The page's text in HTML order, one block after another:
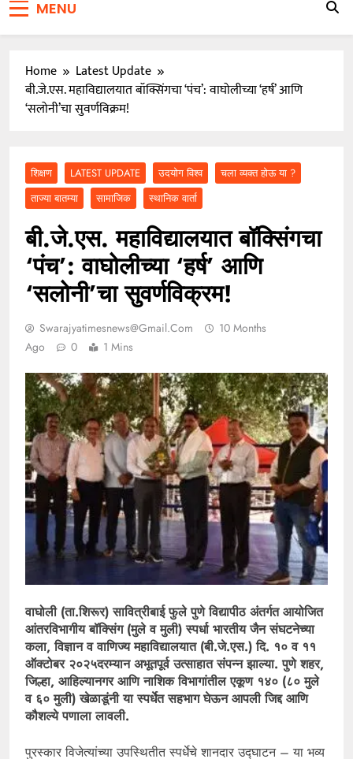
जाळ्यात
वारकरी संप्रदायातील ज्येष्ठ भाविक लक्ष्मण भाऊसाहेब भुजबळ
MENU
Home
Latest Update
बी.जे.एस. महाविद्यालयात बॉक्सिंगचा ‘पंच’: वाघोलीच्या ‘हर्ष’ आणि
‘सलोनी’चा सुवर्णविक्रम!
शिक्षण LATEST UPDATE उदयोग विश्व
चला व्यक्त होऊ या ?
ताज्या बातम्या
सामाजिक स्थानिक वार्ता
बी.जे.एस. महाविद्यालयात बॉक्सिंगचा
‘पंच’: वाघोलीच्या ‘हर्ष’ आणि
‘सलोनी’चा सुवर्णविक्रम!
Swarajyatimesnews@gmail.com
10 Months
Ago
0 1 Mins
वाघोली (ता.शिरूर) सावित्रीबाई फुले पुणे विद्यापीठ अंतर्गत आयोजित
आंतरविभागीय बॉक्सिंग (मुले व मुली) स्पर्धा भारतीय जैन संघटनेच्या
कला, विज्ञान व वाणिज्य महाविद्यालयात (बी.जे.एस.) दि. १० व ११
ऑक्टोबर २०२५दरम्यान अभूतपूर्व उत्साहात संपन्न झाल्या. पुणे शहर,
जिल्हा, आहिल्यानगर आणि नाशिक विभागांतील एकूण १४० (८० मुले
व ६० मुली) खेळाडूंनी या स्पर्धेत सहभाग घेऊन आपली जिद्द आणि
कौशल्ये पणाला लावली.
पुरस्कार विजेत्यांच्या उपस्थितीत स्पर्धेचे शानदार उद्घाटन – या भव्य